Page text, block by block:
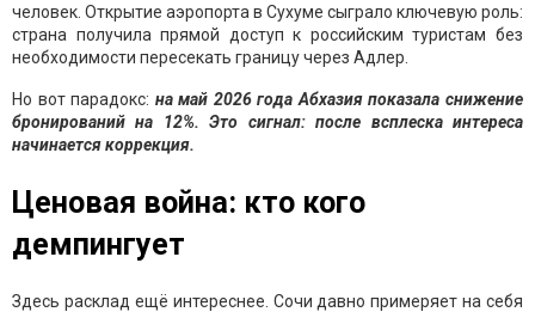
человек. Открытие аэропорта в Сухуме сыграло ключевую роль:
страна получила прямой доступ к российским туристам без
необходимости пересекать границу через Адлер.
Но вот парадокс: на май 2026 года Абхазия показала снижение
бронирований на 12%. Это сигнал: после всплеска интереса
начинается коррекция.
Ценовая война: кто кого
демпингует
Здесь расклад ещё интереснее. Сочи давно примеряет на себя